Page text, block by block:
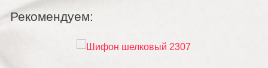
Рекомендуем: